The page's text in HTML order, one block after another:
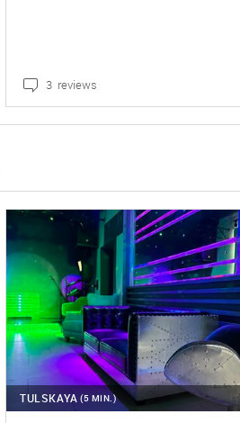
3 reviews
DETAILS
(5 MIN.)
TULSKAYA